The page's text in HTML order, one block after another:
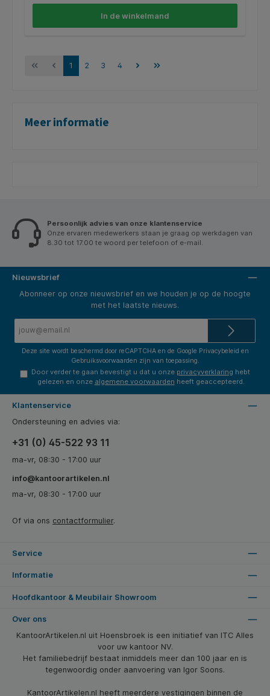
In de winkelmand
1 2 3 4
Meer informatie
Persoonlijk advies van onze klantenservice
Onze ervaren medewerkers staan je graag op werkdagen van
8.30 tot 17.00 te woord per telefoon of e-mail.
Nieuwsbrief
Abonneer op onze nieuwsbrief en we houden je op de hoogte
met het laatste nieuws.
Deze site wordt beschermd door reCAPTCHA en de Google Privacybeleid en
Gebruiksvoorwaarden zijn van toepassing.
Door verder te gaan bevestigt u dat u onze privacyverklaring hebt
gelezen en onze algemene voorwaarden heeft geaccepteerd.
Klantenservice
Ondersteuning en advies via:
+31 (0) 45-522 93 11
ma-vr, 08:30 - 17:00 uur
info@kantoorartikelen.nl
ma-vr, 08:30 - 17:00 uur
Of via ons contactformulier.
Service
Informatie
Hoofdkantoor & Meubilair Showroom
Over ons
KantoorArtikelen.nl uit Hoensbroek is een initiatief van ITC Alles
voor uw kantoor NV.
Het familiebedrijf bestaat inmiddels meer dan 100 jaar en is
tegenwoordig onder aanvoering van Igor Soons.
KantoorArtikelen.nl heeft meerdere vestigingen binnen de